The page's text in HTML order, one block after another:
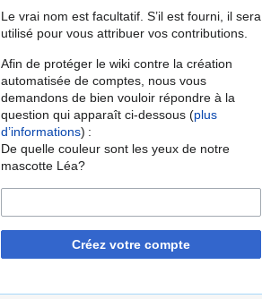
Le vrai nom est facultatif. S’il est fourni, il sera
utilisé pour vous attribuer vos contributions.
Afin de protéger le wiki contre la création
automatisée de comptes, nous vous
demandons de bien vouloir répondre à la
question qui apparaît ci-dessous (plus
d’informations) :
De quelle couleur sont les yeux de notre
mascotte Léa?
Créez votre compte